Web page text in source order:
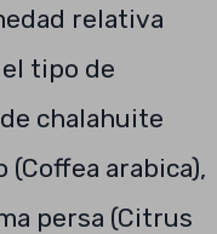
relativa
el tipo de
chalahuite
arabica),
persa (Citrus